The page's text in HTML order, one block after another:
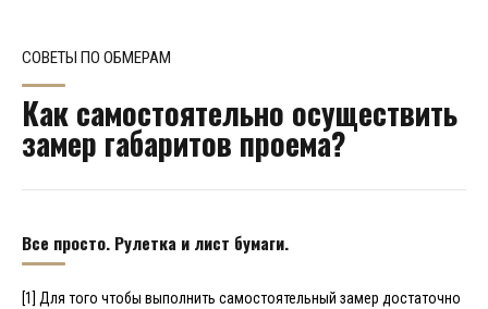
СОВЕТЫ ПО ОБМЕРАМ
Как самостоятельно осуществить
замер габаритов проема?
Все просто. Рулетка и лист бумаги.
[1] Для того чтобы выполнить самостоятельный замер достаточно